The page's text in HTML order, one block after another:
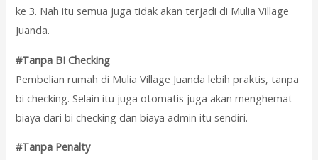
ke 3. Nah itu semua juga tidak akan terjadi di Mulia Village
Juanda.
#Tanpa BI Checking
Pembelian rumah di Mulia Village Juanda lebih praktis, tanpa
bi checking. Selain itu juga otomatis juga akan menghemat
biaya dari bi checking dan biaya admin itu sendiri.
#Tanpa Penalty